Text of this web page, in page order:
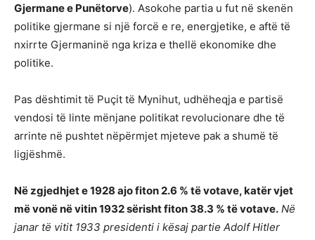
Gjermane e Punëtorve). Asokohe partia u fut në skenën
politike gjermane si një forcë e re, energjetike, e aftë të
nxirrte Gjermaninë nga kriza e thellë ekonomike dhe
politike.
Pas dështimit të Puçit të Mynihut, udhëheqja e partisë
vendosi të linte mënjane politikat revolucionare dhe të
arrinte në pushtet nëpërmjet mjeteve pak a shumë të
ligjëshmë.
Në zgjedhjet e 1928 ajo fiton 2.6 % të votave, katër vjet
më vonë në vitin 1932 sërisht fiton 38.3 % të votave. Në
janar të vitit 1933 presidenti i kësaj partie Adolf Hitler